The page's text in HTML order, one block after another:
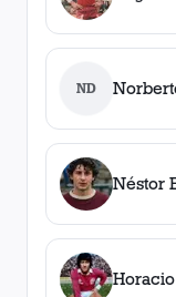
ND
Néstor